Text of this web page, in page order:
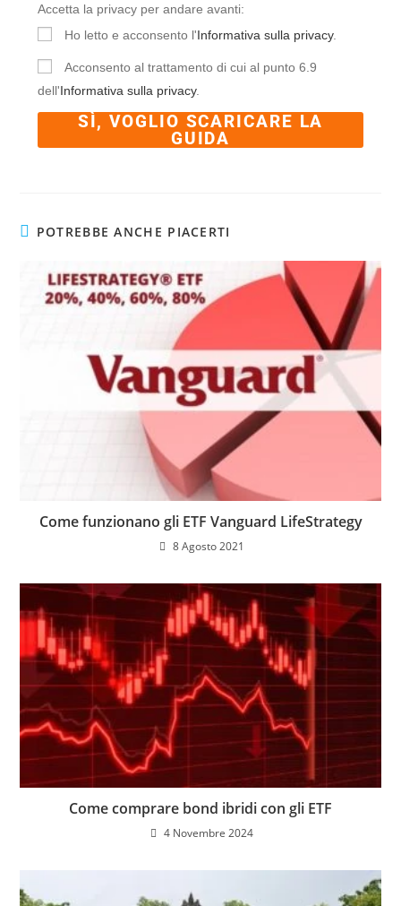
Accetta la privacy per andare avanti:
Ho letto e acconsento l'Informativa sulla privacy.
Acconsento al trattamento di cui al punto 6.9
dell'Informativa sulla privacy.
SÌ, VOGLIO SCARICARE LA
GUIDA
POTREBBE ANCHE PIACERTI
Come funzionano gli ETF Vanguard LifeStrategy
8 Agosto 2021
Come comprare bond ibridi con gli ETF
4 Novembre 2024